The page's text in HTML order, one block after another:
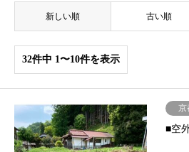
新しい順 古い順
32件中 1〜10件を表示
京
■空